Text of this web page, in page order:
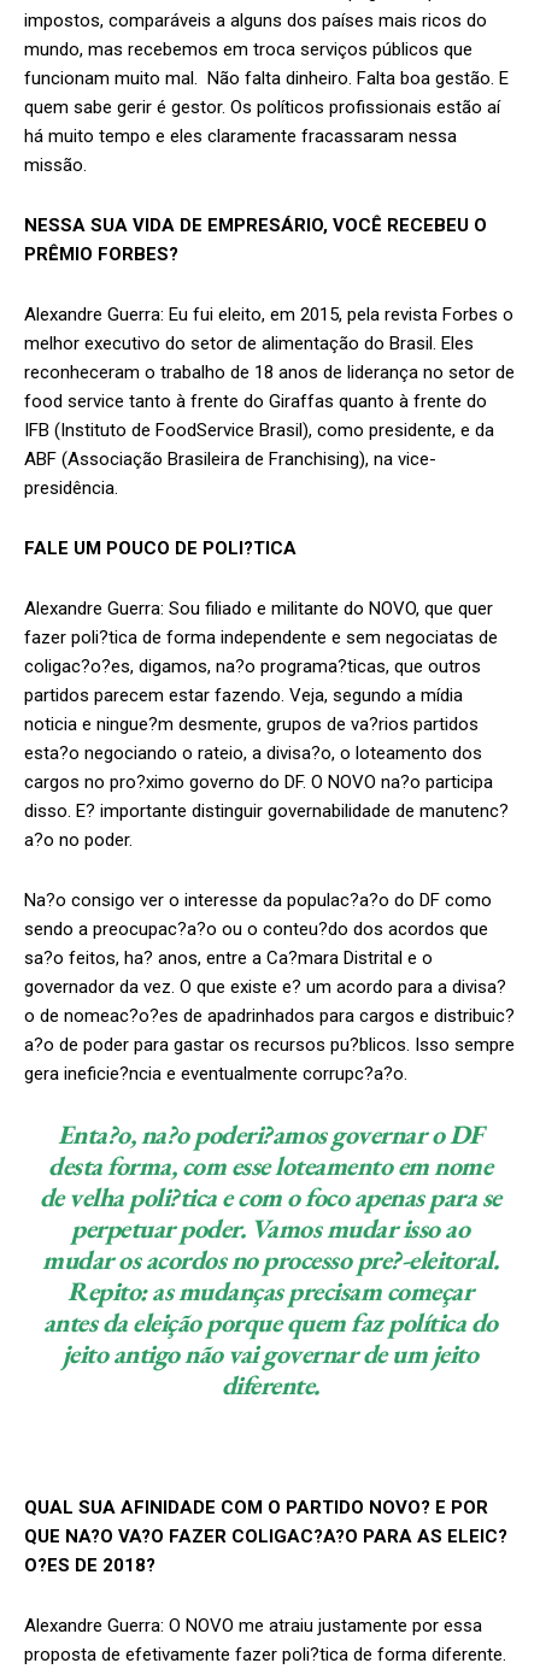
impostos, comparáveis a alguns dos países mais ricos do
mundo, mas recebemos em troca serviços públicos que
funcionam muito mal. Não falta dinheiro. Falta boa gestão. E
quem sabe gerir é gestor. Os políticos profissionais estão aí
há muito tempo e eles claramente fracassaram nessa
missão.
NESSA SUA VIDA DE EMPRESÁRIO, VOCÊ RECEBEU O
PRÊMIO FORBES?
Alexandre Guerra: Eu fui eleito, em 2015, pela revista Forbes o
melhor executivo do setor de alimentação do Brasil. Eles
reconheceram o trabalho de 18 anos de liderança no setor de
food service tanto à frente do Giraffas quanto à frente do
IFB (Instituto de FoodService Brasil), como presidente, e da
ABF (Associação Brasileira de Franchising), na vice-
presidência.
FALE UM POUCO DE POLI?TICA
Alexandre Guerra: Sou filiado e militante do NOVO, que quer
fazer poli?tica de forma independente e sem negociatas de
coligac?o?es, digamos, na?o programa?ticas, que outros
partidos parecem estar fazendo. Veja, segundo a mídia
noticia e ningue?m desmente, grupos de va?rios partidos
esta?o negociando o rateio, a divisa?o, o loteamento dos
cargos no pro?ximo governo do DF. O NOVO na?o participa
disso. E? importante distinguir governabilidade de manutenc?
a?o no poder.
Na?o consigo ver o interesse da populac?a?o do DF como
sendo a preocupac?a?o ou o conteu?do dos acordos que
sa?o feitos, ha? anos, entre a Ca?mara Distrital e o
governador da vez. O que existe e? um acordo para a divisa?
o de nomeac?o?es de apadrinhados para cargos e distribuic?
a?o de poder para gastar os recursos pu?blicos. Isso sempre
gera ineficie?ncia e eventualmente corrupc?a?o.
Enta?o, na?o poderi?amos governar o DF
desta forma, com esse loteamento em nome
de velha poli?tica e com o foco apenas para se
perpetuar poder. Vamos mudar isso ao
mudar os acordos no processo pre?-eleitoral.
Repito: as mudanças precisam começar
antes da eleição porque quem faz política do
jeito antigo não vai governar de um jeito
diferente.
QUAL SUA AFINIDADE COM O PARTIDO NOVO? E POR
QUE NA?O VA?O FAZER COLIGAC?A?O PARA AS ELEIC?
O?ES DE 2018?
Alexandre Guerra: O NOVO me atraiu justamente por essa
proposta de efetivamente fazer poli?tica de forma diferente.